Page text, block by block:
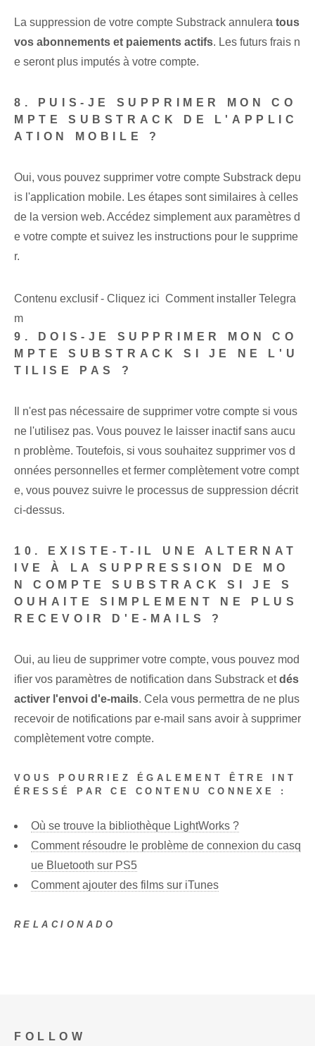
La suppression de votre compte Substrack annulera tous
vos abonnements et paiements actifs. Les futurs frais n
e seront plus imputés à votre compte.
8. PUIS-JE SUPPRIMER MON CO
MPTE SUBSTRACK DE L'APPLIC
ATION MOBILE ?
Oui, vous pouvez supprimer votre compte Substrack depu
is l'application mobile. Les étapes sont similaires à celles
de la version web. Accédez simplement aux paramètres d
e votre compte et suivez les instructions pour le supprime
r.
Contenu exclusif - Cliquez ici Comment installer Telegra
m
9. DOIS-JE SUPPRIMER MON CO
MPTE SUBSTRACK SI JE NE L'U
TILISE PAS ?
Il n'est pas nécessaire de supprimer votre compte si vous
ne l'utilisez pas. Vous pouvez le laisser inactif sans aucu
n problème. Toutefois, si vous souhaitez supprimer vos d
onnées personnelles et fermer complètement votre compt
e, vous pouvez suivre le processus de suppression décrit
ci-dessus.
10. EXISTE-T-IL UNE ALTERNAT
IVE À LA SUPPRESSION DE MO
N COMPTE SUBSTRACK SI JE S
OUHAITE SIMPLEMENT NE PLUS
RECEVOIR D'E-MAILS ?
Oui, au lieu de supprimer votre compte, vous pouvez mod
ifier vos paramètres de notification dans Substrack etdés
activer l'envoi d'e-mails. Cela vous permettra de ne plus
recevoir de notifications par e-mail sans avoir à supprimer
complètement votre compte.
VOUS POURRIEZ ÉGALEMENT ÊTRE INT
ÉRESSÉ PAR CE CONTENU CONNEXE :
Où se trouve la bibliothèque LightWorks ?
Comment résoudre le problème de connexion du casq
ue Bluetooth sur PS5
Comment ajouter des films sur iTunes
RELACIONADO
FOLLOW